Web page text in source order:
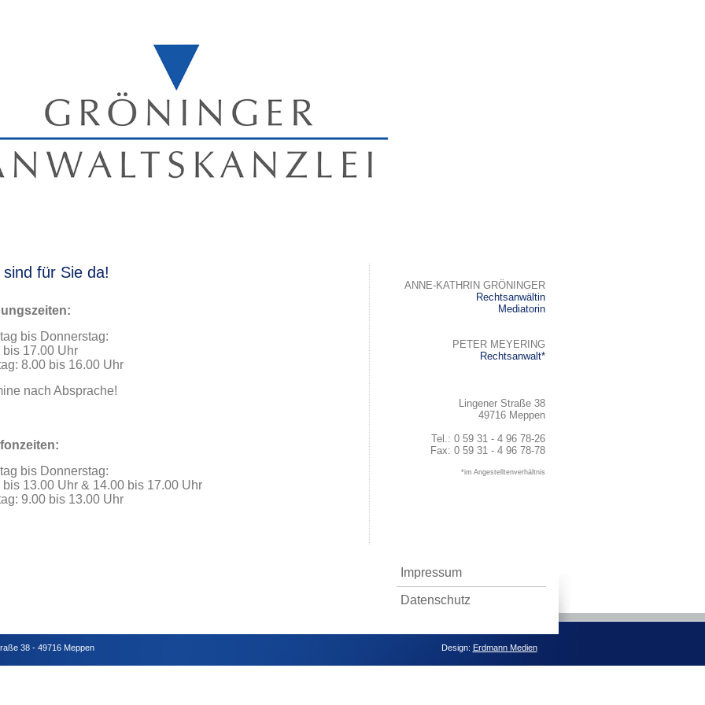
sind für Sie da!
bis Donnerstag:
bis 17.00 Uhr
8.00 bis 16.00 Uhr
nach Absprache!
bis Donnerstag:
bis 13.00 Uhr & 14.00 bis 17.00 Uhr
9.00 bis 13.00 Uhr
ANNE-KATHRIN GRÖNINGER
Rechtsanwältin
Mediatorin
PETER MEYERING
Rechtsanwalt*
Lingener Straße 38
49716 Meppen
Tel.: 0 59 31 - 4 96 78-26
Fax: 0 59 31 - 4 96 78-78
*im Angestelltenverhältnis
Impressum
Datenschutz
38 - 49716 Meppen Design: Erdmann Medien